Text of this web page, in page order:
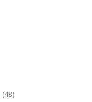
(48)